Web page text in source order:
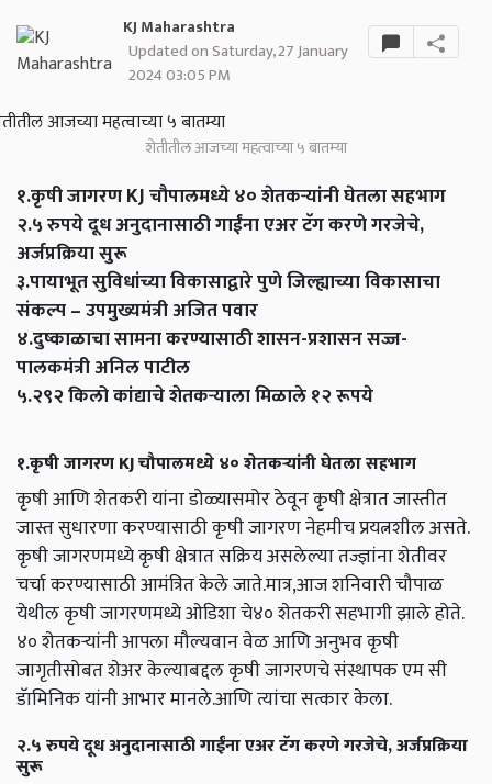
KJ Maharashtra
Updated on Saturday, 27 January
2024 03:05 PM
शेतीतील आजच्या महत्वाच्या ५ बातम्या
१.कृषी जागरण KJ चौपालमध्ये ४० शेतकऱ्यांनी घेतला सहभाग
२.५ रुपये दूध अनुदानासाठी गाईंना एअर टॅग करणे गरजेचे,
अर्जप्रक्रिया सुरू
३.पायाभूत सुविधांच्या विकासाद्वारे पुणे जिल्ह्याच्या विकासाचा
संकल्प – उपमुख्यमंत्री अजित पवार
४.दुष्काळाचा सामना करण्यासाठी शासन-प्रशासन सज्ज-
पालकमंत्री अनिल पाटील
५.२९२ किलो कांद्याचे शेतकऱ्याला मिळाले १२ रूपये
१.कृषी जागरण KJ चौपालमध्ये ४० शेतकऱ्यांनी घेतला सहभाग
कृषी आणि शेतकरी यांना डोळ्यासमोर ठेवून कृषी क्षेत्रात जास्तीत
जास्त सुधारणा करण्यासाठी कृषी जागरण नेहमीच प्रयत्नशील असते.
कृषी जागरणमध्ये कृषी क्षेत्रात सक्रिय असलेल्या तज्ज्ञांना शेतीवर
चर्चा करण्यासाठी आमंत्रित केले जाते.मात्र,आज शनिवारी चौपाळ
येथील कृषी जागरणमध्ये ओडिशा चे४० शेतकरी सहभागी झाले होते.
४० शेतकऱ्यांनी आपला मौल्यवान वेळ आणि अनुभव कृषी
जागृतीसोबत शेअर केल्याबद्दल कृषी जागरणचे संस्थापक एम सी
डॅामिनिक यांनी आभार मानले.आणि त्यांचा सत्कार केला.
२.५ रुपये दूध अनुदानासाठी गाईंना एअर टॅग करणे गरजेचे, अर्जप्रक्रिया
सुरू